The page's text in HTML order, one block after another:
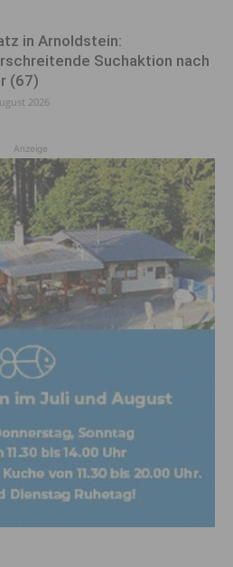
in Arnoldstein:
Suchaktion nach
(67)
2026
Anzeige